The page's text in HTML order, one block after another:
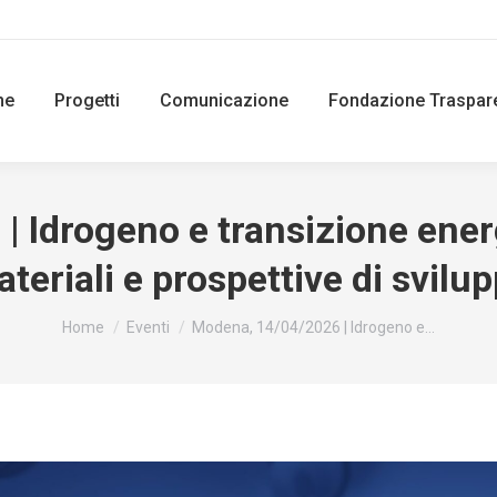
Progetti Comunicazione Fondazione
Idrogeno e transizione
e prospettive di
You are here:
Home Eventi Modena, 14/04/2026 | Idrogeno e…